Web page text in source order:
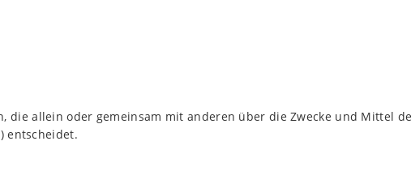
allein oder gemeinsam mit anderen über die Zwecke und Mittel
entscheidet.